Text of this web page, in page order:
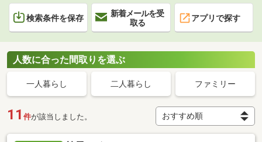
検索条件を保存
新着メールを受
取る
アプリで探す
人数に合った間取りを選ぶ
一人暮らし 二人暮らし ファミリー
11 件が該当しました。